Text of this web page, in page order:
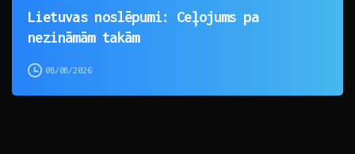
Lietuvas noslēpumi: Ceļojums pa
nezināmām takām
08/08/2026